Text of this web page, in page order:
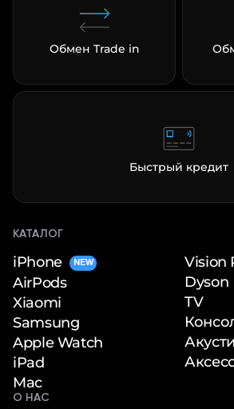
Обмен Trade in
Быстрый кредит
КАТАЛОГ
iPhone NEW
AirPods
Xiaomi
Samsung
Apple Watch
iPad
Mac
Vision
Dyson
TV
О НАС